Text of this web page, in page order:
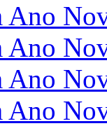
Ano
Ano
Ano
Ano